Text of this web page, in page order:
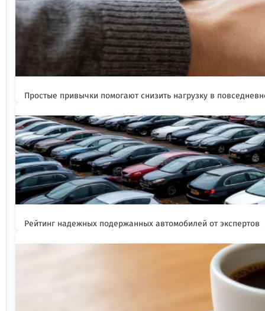
Простые привычки помогают снизить нагрузку в
Рейтинг надежных подержанных автомобилей от экспертов